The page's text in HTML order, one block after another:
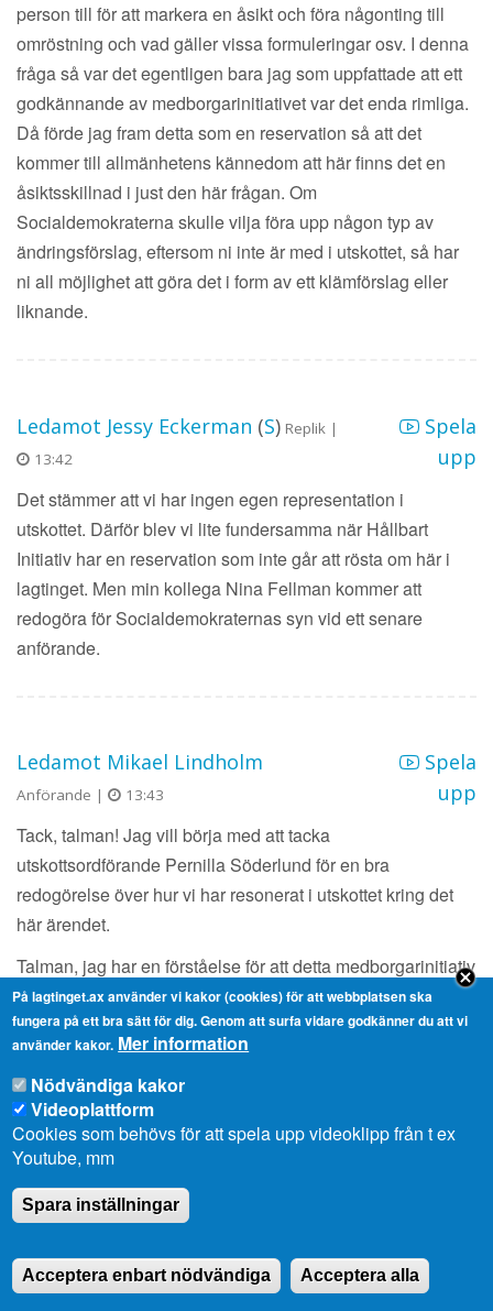
person till för att markera en åsikt och föra någonting till
omröstning och vad gäller vissa formuleringar osv. I denna
fråga så var det egentligen bara jag som uppfattade att ett
godkännande av medborgarinitiativet var det enda rimliga.
Då förde jag fram detta som en reservation så att det
kommer till allmänhetens kännedom att här finns det en
åsiktsskillnad i just den här frågan. Om
Socialdemokraterna skulle vilja föra upp någon typ av
ändringsförslag, eftersom ni inte är med i utskottet, så har
ni all möjlighet att göra det i form av ett klämförslag eller
liknande.
Ledamot Jessy Eckerman (S) Replik |
13:42
Spela
upp
Det stämmer att vi har ingen egen representation i
utskottet. Därför blev vi lite fundersamma när Hållbart
Initiativ har en reservation som inte går att rösta om här i
lagtinget. Men min kollega Nina Fellman kommer att
redogöra för Socialdemokraternas syn vid ett senare
anförande.
Ledamot Mikael Lindholm
Anförande | 13:43
Spela
upp
Tack, talman! Jag vill börja med att tacka
utskottsordförande Pernilla Söderlund för en bra
redogörelse över hur vi har resonerat i utskottet kring det
här ärendet.
Talman, jag har en förståelse för att detta medborgarinitiativ
tillkommit då många djurägare såväl med produktionsdjur
som med sällskapsdjur bävar inför varje nyårshelg med
tillhörande okynnesskjutningar av fyrverkerier långt utanför
de tillåtna tidsramarna. Man kan tycka att fyrverkerier borde
förbjudas då de inte tillför någon samhällsnytta och
dessutom skräpar ner och i viss mån sprider tungmetaller
och andra miljögifter.
Min personliga åsikt är att problemen som orsakat
efterlevnaden av gällande lagstiftning. Skulle ”langningen”,
På lagtinget.ax använder vi kakor (cookies) för att webbplatsen ska
fungera på ett bra sätt för dig. Genom att surfa vidare godkänner du att vi
använder kakor. Mer information
Nödvändiga kakor
Videoplattform
Cookies som behövs för att spela upp videoklipp från t ex
Youtube, mm
Spara inställningar
Acceptera enbart nödvändiga Acceptera alla